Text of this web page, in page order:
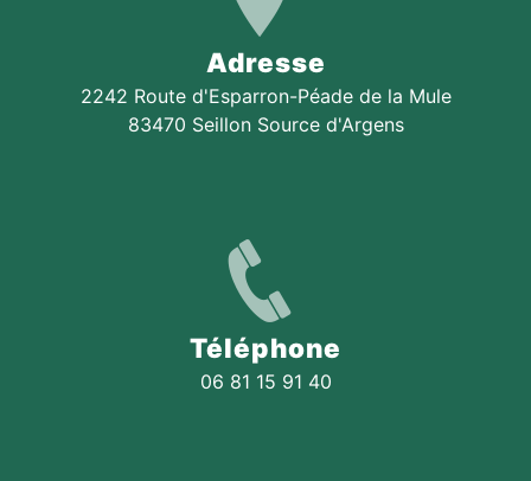
Adresse
2242 Route d'Esparron-Péade de la Mule
83470 Seillon Source d'Argens
Téléphone
06 81 15 91 40